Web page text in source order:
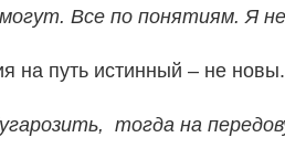
могут. Все по понятиям. Я
на путь истинный – не новы.
тогда на